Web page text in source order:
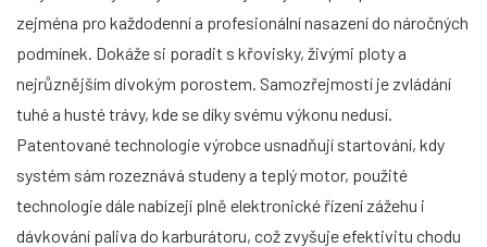
zejména pro každodenní a profesionální nasazení do náročných
podmínek. Dokáže si poradit s křovisky, živými ploty a
nejrůznějším divokým porostem. Samozřejmostí je zvládání
tuhé a husté trávy, kde se díky svému výkonu nedusí.
Patentované technologie výrobce usnadňují startování, kdy
systém sám rozeznává studeny a teplý motor, použité
technologie dále nabízejí plně elektronické řízení zážehu i
dávkování paliva do karburátoru, což zvyšuje efektivitu chodu